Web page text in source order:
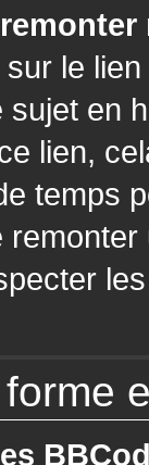
sur le
en
lien,
temps